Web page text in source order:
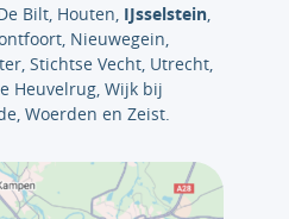
Bilt, Houten, IJsselstein
Nieuwegein,
Stichtse Vecht, Utrecht,
Heuvelrug, Wijk bij
Woerden en Zeist.